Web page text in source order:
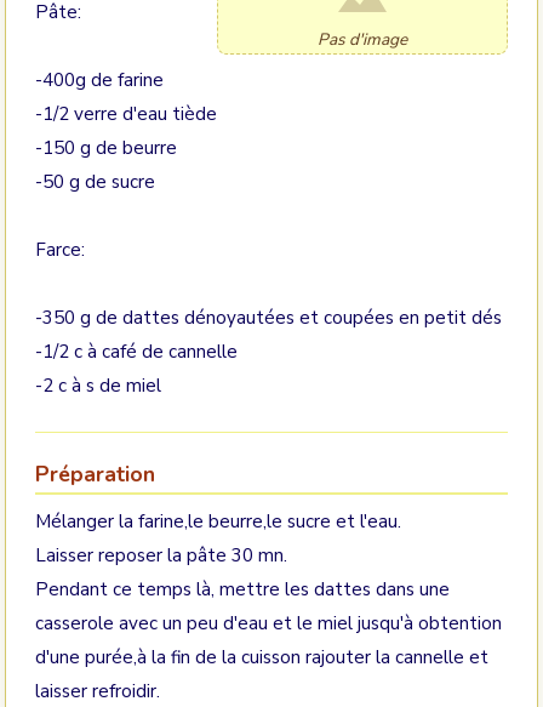
Pas d'image
Pâte:
-400g de farine
-1/2 verre d'eau tiède
-150 g de beurre
-50 g de sucre
Farce:
-350 g de dattes dénoyautées et coupées en petit dés
-1/2 c à café de cannelle
-2 c à s de miel
Préparation
Mélanger la farine,le beurre,le sucre et l'eau.
Laisser reposer la pâte 30 mn.
Pendant ce temps là, mettre les dattes dans une
casserole avec un peu d'eau et le miel jusqu'à obtention
d'une purée,à la fin de la cuisson rajouter la cannelle et
laisser refroidir.